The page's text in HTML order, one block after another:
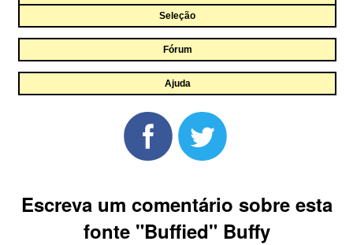
Seleção
Fórum
Ajuda
Escreva um comentário sobre esta
fonte "Buffied" Buffy